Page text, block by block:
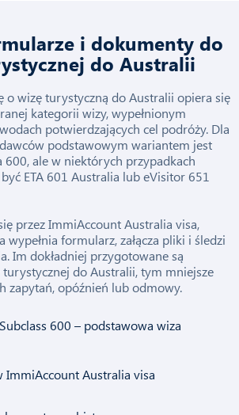
i dokumenty do
do Australii
o wizę turystyczną do Australii opiera się
kategorii wizy, wypełnionym
potwierdzających cel podróży. Dla
podstawowym wariantem jest
ale w niektórych przypadkach
ETA 601 Australia lub eVisitor 651
przez ImmiAccount Australia visa,
wypełnia formularz, załącza pliki i śledzi
Im dokładniej przygotowane są
do Australii, tym mniejsze
zapytań, opóźnień lub odmowy.
600 – podstawowa wiza
ImmiAccount Australia visa